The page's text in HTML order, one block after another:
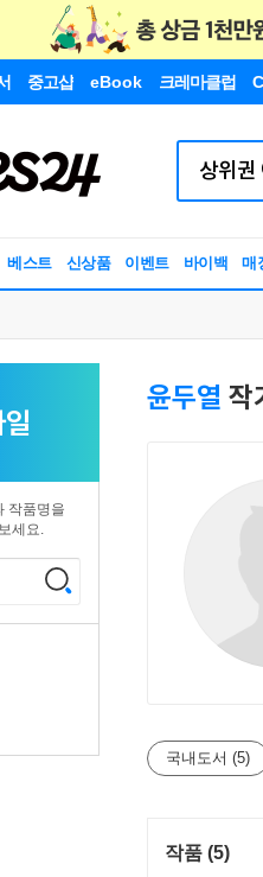
중고샵 eBook 크레마클럽
베스트 신상품 이벤트 바이백 매
작품명을
세요.
윤두열 작
국내도서 (5)
작품 (5)